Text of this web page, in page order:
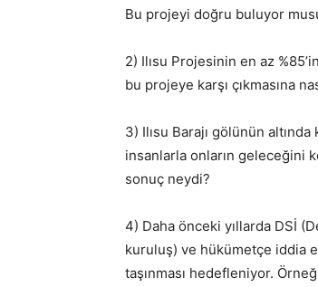
Bu projeyi doğru buluyor
2) Ilısu Projesinin en az
bu projeye karşı çıkmasına
3) Ilısu Barajı gölünün
insanlarla onların geleceğini
sonuç neydi?
4) Daha önceki yıllarda DSİ
kuruluş) ve hükümetçe iddia
taşınması hedefleniyor.